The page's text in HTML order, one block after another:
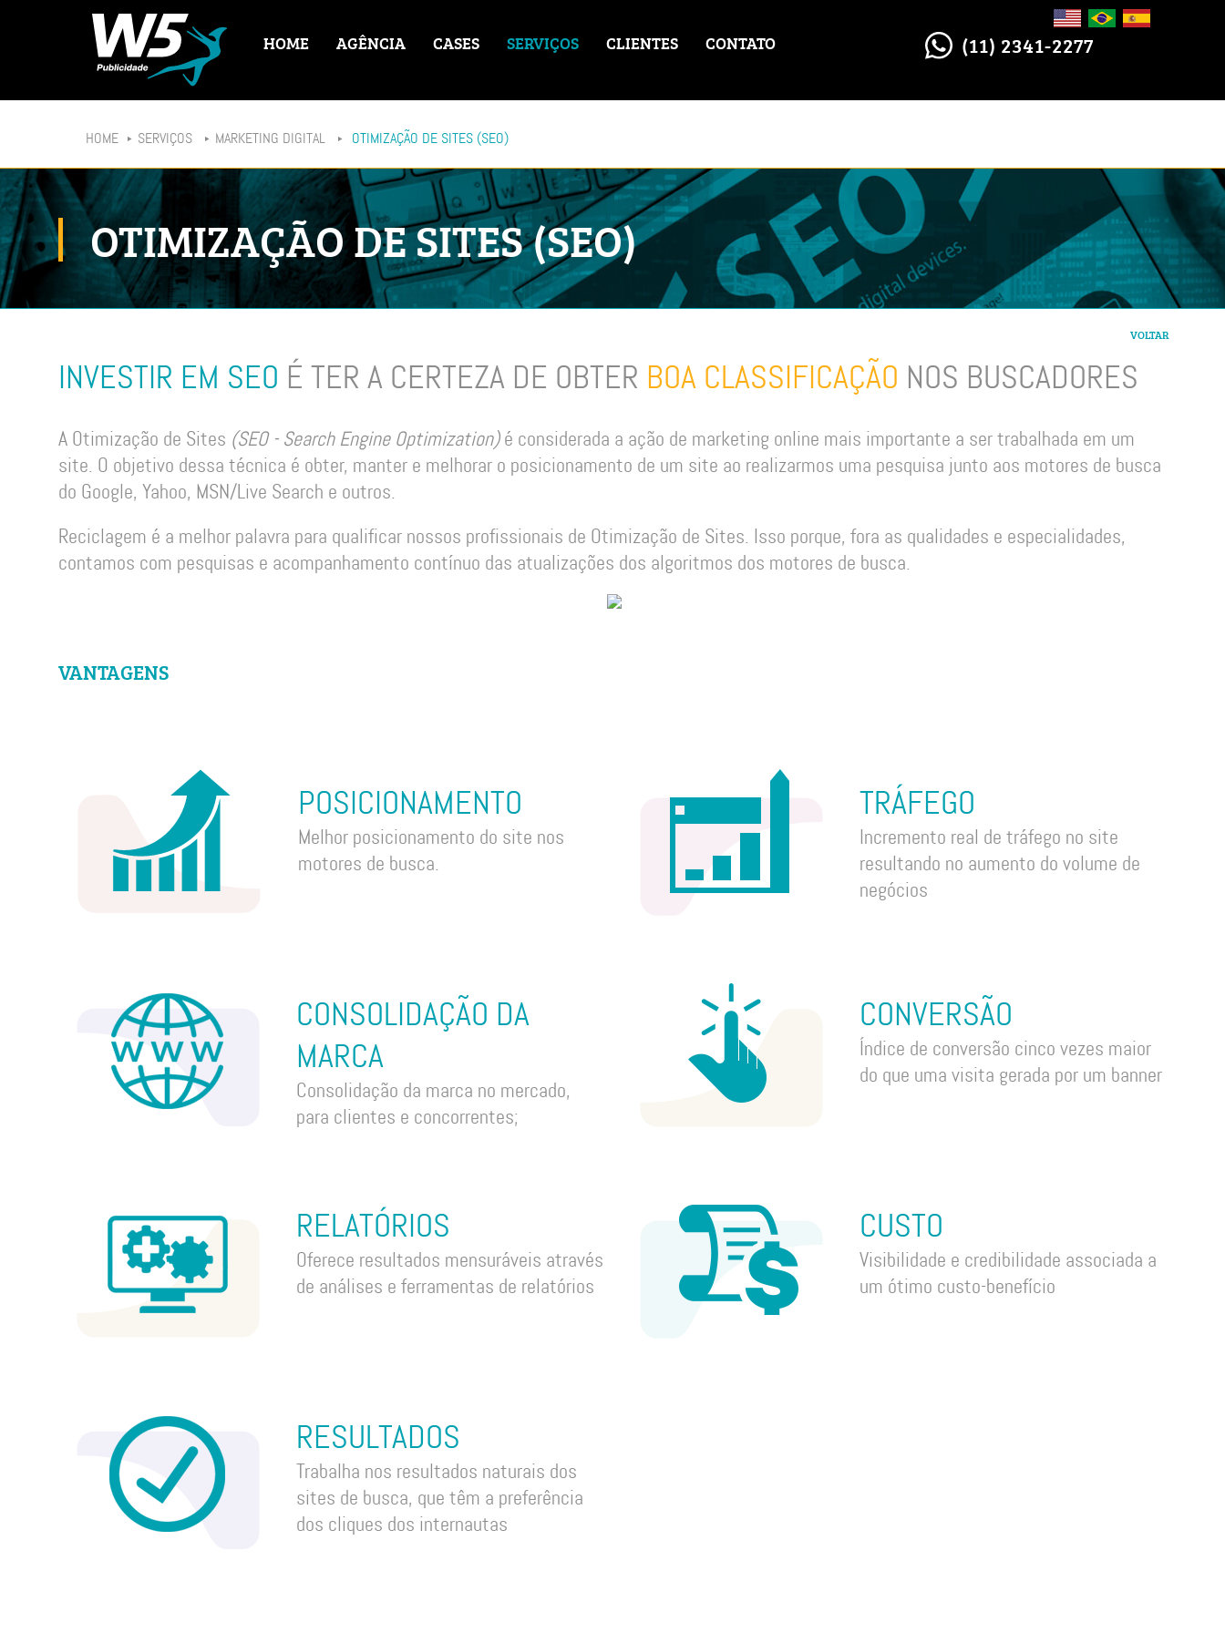
HOME AGÊNCIA CASES SERVIÇOS CLIENTES CONTATO (11) 2341-2277
HOME SERVIÇOS MARKETING DIGITAL OTIMIZAÇÃO DE SITES (SEO)
OTIMIZAÇÃO DE SITES (SEO)
VOLTAR
INVESTIR EM SEO É TER A CERTEZA DE OBTER BOA CLASSIFICAÇÃO NOS BUSCADORES
A Otimização de Sites (SEO - Search Engine Optimization)é considerada a ação de marketing online mais importante a ser trabalhada em um
site. O objetivo dessa técnica é obter, manter e melhorar o posicionamento de um site ao realizarmos uma pesquisa junto aos motores de busca
do Google, Yahoo, MSN/Live Search e outros.
Reciclagem é a melhor palavra para qualificar nossos profissionais de Otimização de Sites. Isso porque, fora as qualidades e especialidades,
contamos com pesquisas e acompanhamento contínuo das atualizações dos algoritmos dos motores de busca.
VANTAGENS
POSICIONAMENTO
Melhor posicionamento do site nos
motores de busca.
TRÁFEGO
Incremento real de tráfego no site
resultando no aumento do volume de
negócios
CONSOLIDAÇÃO DA
MARCA
Consolidação da marca no mercado,
para clientes e concorrentes;
CONVERSÃO
Índice de conversão cinco vezes maior
do que uma visita gerada por um banner
RELATÓRIOS
Oferece resultados mensuráveis através
de análises e ferramentas de relatórios
CUSTO
Visibilidade e credibilidade associada a
um ótimo custo-benefício
RESULTADOS
Trabalha nos resultados naturais dos
sites de busca, que têm a preferência
dos cliques dos internautas